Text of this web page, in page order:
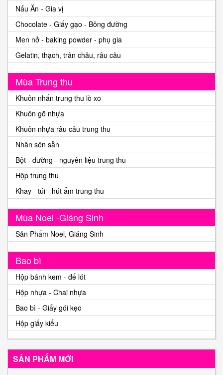
Nấu Ăn - Gia vị
Chocolate - Giấy gạo - Bông đường
Men nở - baking powder - phụ gia
Gelatin, thạch, trân châu, râu câu
Mùa Trung thu
Khuôn nhấn trung thu lò xo
Khuôn gõ nhựa
Khuôn nhựa râu câu trung thu
Nhân sên sẵn
Bột - đường - nguyên liệu trung thu
Hộp trung thu
Khay - túi - hút ẩm trung thu
Mùa Noel -Giáng Sinh
Sản Phẩm Noel, Giáng Sinh
Bao bì
Hộp bánh kem - đế lót
Hộp nhựa - Chai nhựa
Bao bì - Giấy gói kẹo
Hộp giấy kiểu
SẢN PHẨM MỚI